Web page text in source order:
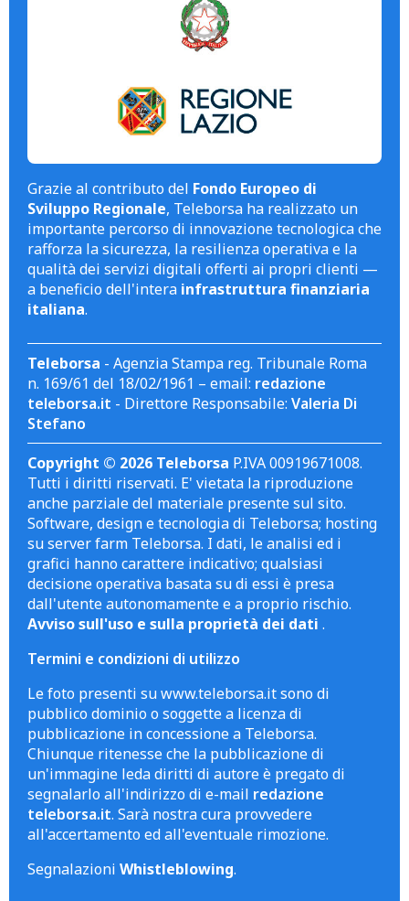
Grazie al contributo del Fondo Europeo di
Sviluppo Regionale, Teleborsa ha realizzato un
importante percorso di innovazione tecnologica che
rafforza la sicurezza, la resilienza operativa e la
qualità dei servizi digitali offerti ai propri clienti —
a beneficio dell'intera infrastruttura finanziaria
italiana.
Teleborsa - Agenzia Stampa reg. Tribunale Roma
n. 169/61 del 18/02/1961 – email: redazione
teleborsa.it - Direttore Responsabile: Valeria Di
Stefano
Copyright © 2026 Teleborsa P.IVA 00919671008.
Tutti i diritti riservati. E' vietata la riproduzione
anche parziale del materiale presente sul sito.
Software, design e tecnologia di Teleborsa; hosting
su server farm Teleborsa. I dati, le analisi ed i
grafici hanno carattere indicativo; qualsiasi
decisione operativa basata su di essi è presa
dall'utente autonomamente e a proprio rischio.
Avviso sull'uso e sulla proprietà dei dati .
Termini e condizioni di utilizzo
Le foto presenti su www.teleborsa.it sono di
pubblico dominio o soggette a licenza di
pubblicazione in concessione a Teleborsa.
Chiunque ritenesse che la pubblicazione di
un'immagine leda diritti di autore è pregato di
segnalarlo all'indirizzo di e-mail redazione
teleborsa.it. Sarà nostra cura provvedere
all'accertamento ed all'eventuale rimozione.
Segnalazioni Whistleblowing.